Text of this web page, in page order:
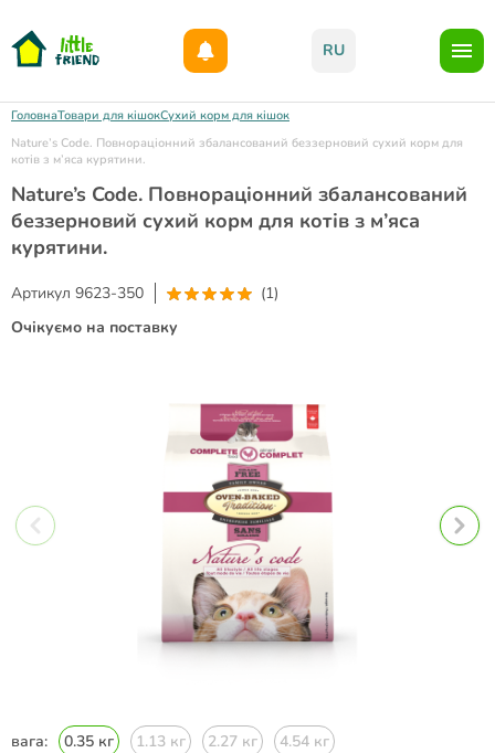
RU
ГоловнаТовари для кішокСухий корм для кішок
Nature’s Code. Повнораціонний збалансований беззерновий сухий корм для
котів з м’яса курятини.
Nature’s Code. Повнораціонний збалансований
беззерновий сухий корм для котів з м’яса
курятини.
Артикул 9623-350
(1)
Очікуємо на поставку
вага: 0.35 кг 1.13 кг 2.27 кг 4.54 кг